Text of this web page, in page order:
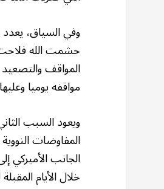
وفي السياق، يعدد
حشمت الله فلاحت
المواقف
مواقفه يوميا
ويعود السبب
المفاوضات
الجانب الأميركي
خلال الأيام